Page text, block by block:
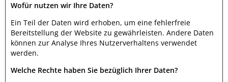
Wofür nutzen wir Ihre Daten?
Ein Teil der Daten wird erhoben, um eine fehlerfreie
Bereitstellung der Website zu gewährleisten. Andere Daten
können zur Analyse Ihres Nutzerverhaltens verwendet
werden.
Welche Rechte haben Sie bezüglich Ihrer Daten?